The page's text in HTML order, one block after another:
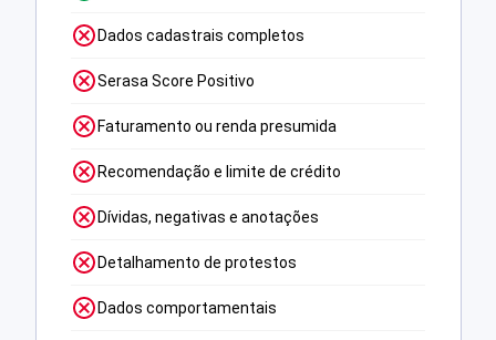
Dados cadastrais completos
Serasa Score Positivo
Faturamento ou renda presumida
Recomendação e limite de crédito
Dívidas, negativas e anotações
Detalhamento de protestos
Dados comportamentais